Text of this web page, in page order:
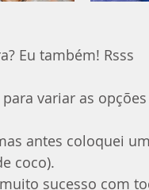
Eu também! Rsss
variar as
antes coloquei
coco).
sucesso com